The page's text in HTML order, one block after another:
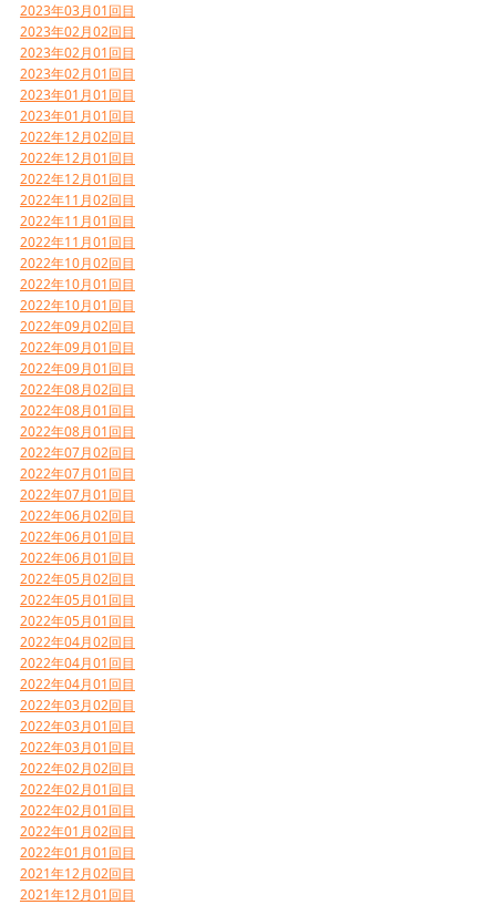
2023年03月01回目
2023年02月02回目
2023年02月01回目
2023年02月01回目
2023年01月01回目
2023年01月01回目
2022年12月02回目
2022年12月01回目
2022年12月01回目
2022年11月02回目
2022年11月01回目
2022年11月01回目
2022年10月02回目
2022年10月01回目
2022年10月01回目
2022年09月02回目
2022年09月01回目
2022年09月01回目
2022年08月02回目
2022年08月01回目
2022年08月01回目
2022年07月02回目
2022年07月01回目
2022年07月01回目
2022年06月02回目
2022年06月01回目
2022年06月01回目
2022年05月02回目
2022年05月01回目
2022年05月01回目
2022年04月02回目
2022年04月01回目
2022年04月01回目
2022年03月02回目
2022年03月01回目
2022年03月01回目
2022年02月02回目
2022年02月01回目
2022年02月01回目
2022年01月02回目
2022年01月01回目
2021年12月02回目
2021年12月01回目